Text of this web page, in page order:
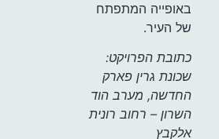
באופייה המתפתח
של העיר.
כתובת הפרויקט:
שכונת גרין פארק
החדשה, מערב הוד
השרון – רחוב רונית
אלקבץ